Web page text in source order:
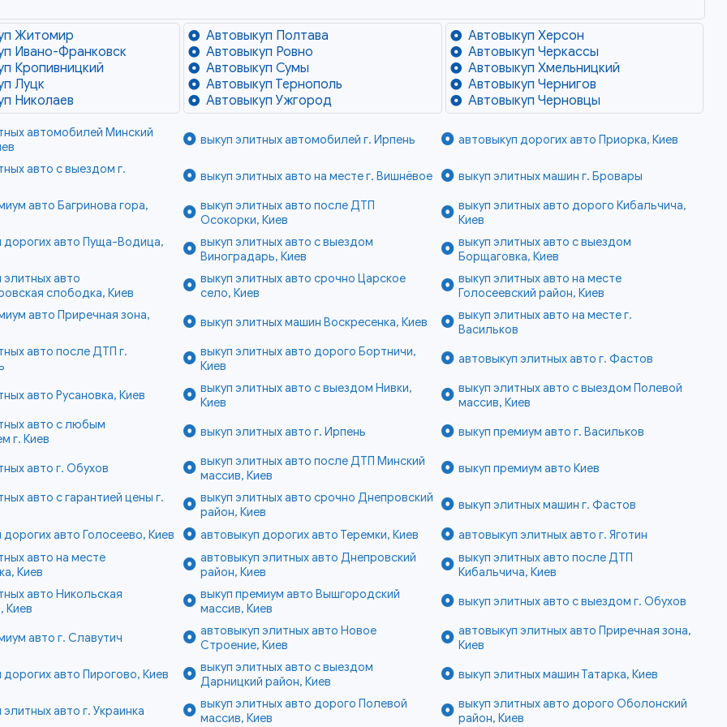
Житомир
Ивано-Франковск
Кропивницкий
Луцк
Николаев
Автовыкуп Полтава
Автовыкуп Ровно
Автовыкуп Сумы
Автовыкуп Тернополь
Автовыкуп Ужгород
Автовыкуп Херсон
Автовыкуп Черкассы
Автовыкуп Хмельницкий
Автовыкуп Чернигов
Автовыкуп Черновцы
автомобилей Минский
выкуп элитных автомобилей г. Ирпень
автовыкуп дорогих авто Приорка, Киев
авто с выездом г.
выкуп элитных авто на месте г. Вишнёвое
выкуп элитных машин г. Бровары
авто Багринова гора,
выкуп элитных авто после ДТП
Осокорки, Киев
выкуп элитных авто дорого Кибальчича,
Киев
дорогих авто Пуща-Водица,
выкуп элитных авто с выездом
Виноградарь, Киев
выкуп элитных авто с выездом
Борщаговка, Киев
элитных авто
слободка, Киев
выкуп элитных авто срочно Царское
село, Киев
выкуп элитных авто на месте
Голосеевский район, Киев
авто Приречная зона,
выкуп элитных машин Воскресенка, Киев
выкуп элитных авто на месте г.
Васильков
авто после ДТП г.
выкуп элитных авто дорого Бортничи,
Киев
автовыкуп элитных авто г. Фастов
авто Русановка, Киев
выкуп элитных авто с выездом Нивки,
Киев
выкуп элитных авто с выездом Полевой
массив, Киев
авто с любым
г. Киев
выкуп элитных авто г. Ирпень выкуп премиум авто г. Васильков
авто г. Обухов
выкуп элитных авто после ДТП Минский
массив, Киев
выкуп премиум авто Киев
авто с гарантией цены г.
выкуп элитных авто срочно Днепровский
район, Киев
выкуп элитных машин г. Фастов
дорогих авто Голосеево, Киев автовыкуп дорогих авто Теремки, Киев
автовыкуп элитных авто г. Яготин
авто на месте
Киев
автовыкуп элитных авто Днепровский
район, Киев
выкуп элитных авто после ДТП
Кибальчича, Киев
авто Никольская
Киев
выкуп премиум авто Вышгородский
массив, Киев
выкуп элитных авто с выездом г. Обухов
авто г. Славутич
автовыкуп элитных авто Новое
Строение, Киев
автовыкуп элитных авто Приречная зона,
Киев
дорогих авто Пирогово, Киев
выкуп элитных авто с выездом
Дарницкий район, Киев
выкуп элитных машин Татарка, Киев
авто г. Украинка
выкуп элитных авто дорого Полевой
массив, Киев
выкуп элитных авто дорого Оболонский
район, Киев